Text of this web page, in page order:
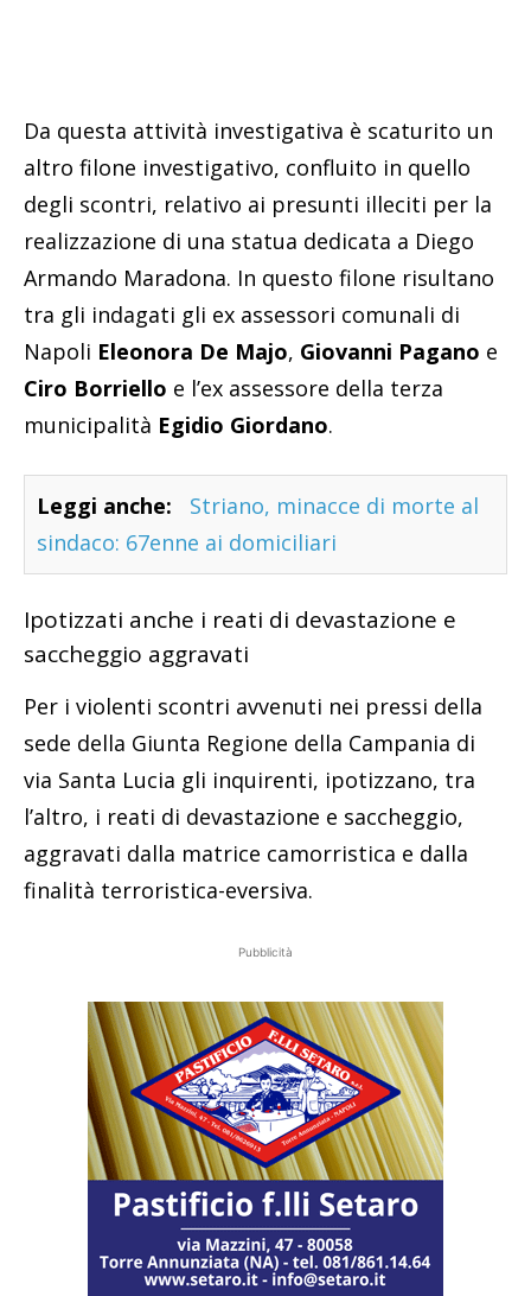
Da questa attività investigativa è scaturito un
altro filone investigativo, confluito in quello
degli scontri, relativo ai presunti illeciti per la
realizzazione di una statua dedicata a Diego
Armando Maradona. In questo filone risultano
tra gli indagati gli ex assessori comunali di
Napoli Eleonora De Majo, Giovanni Pagano e
Ciro Borriello e l’ex assessore della terza
municipalità Egidio Giordano.
Leggi anche:
Striano, minacce di morte al
sindaco: 67enne ai domiciliari
Ipotizzati anche i reati di devastazione e
saccheggio aggravati
Per i violenti scontri avvenuti nei pressi della
sede della Giunta Regione della Campania di
via Santa Lucia gli inquirenti, ipotizzano, tra
l’altro, i reati di devastazione e saccheggio,
aggravati dalla matrice camorristica e dalla
finalità terroristica-eversiva.
Pubblicità